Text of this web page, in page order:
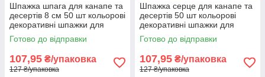
Шпажка шпага для канапе та
десертів 8 см 50 шт кольорові
декоративні шпажки для
кейтерингу та фуршету
Готово до відправки
107,95 ₴/упаковка
127 ₴/упаковка
Шпажка серце для канапе та
десертів 50 шт кольорові
декоративні шпажки для
кейтерингу та фуршету
Готово до відправки
107,95 ₴/упаковка
127 ₴/упаковка